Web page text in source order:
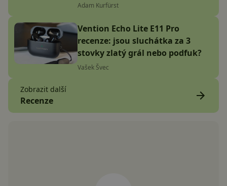
Adam Kurfürst
Vention Echo Lite E11 Pro
recenze: jsou sluchátka za 3
stovky zlatý grál nebo podfuk?
Vašek Švec
Zobrazit další
Recenze